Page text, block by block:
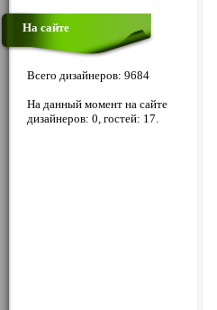
На сайте
Всего дизайнеров: 9684
На данный момент на сайте
дизайнеров: 0, гостей: 17.